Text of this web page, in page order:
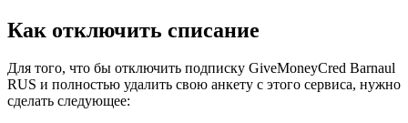
Как отключить списание
Для того, что бы отключить подписку GiveMoneyCred Barnaul
RUS и полностью удалить свою анкету с этого сервиса, нужно
сделать следующее: